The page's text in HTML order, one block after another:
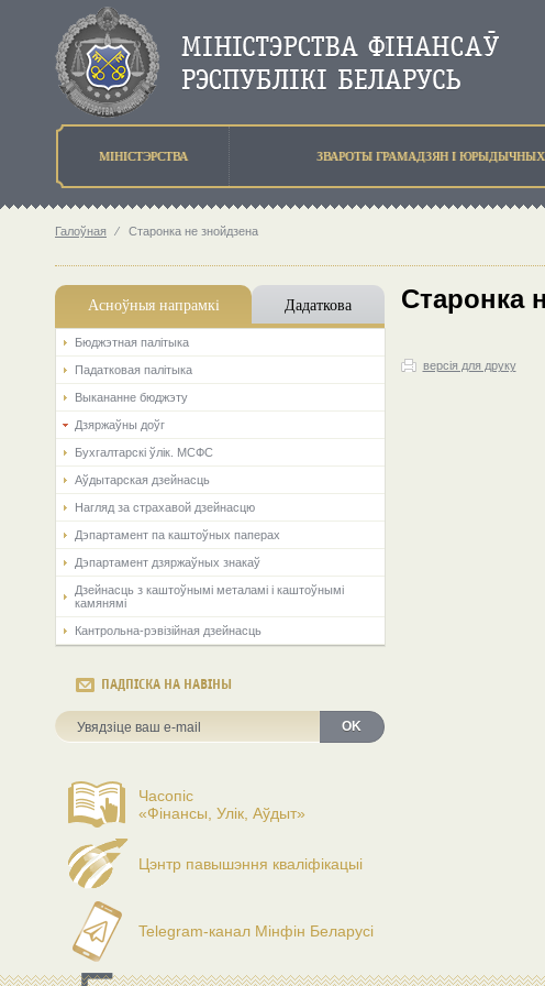
МIНIСТЭРСТВА ЗВАРОТЫ ГРАМАДЗЯН I ЮРЫДЫЧНЫХ
Галоўная ⁄ Старонка не знойдзена
Асноўныя напрамкi Дадаткова
Бюджэтная палiтыка
Падатковая палітыка
Выкананне бюджэту
Дзяржаўны доўг
Бухгалтарскі ўлік. МСФС
Аўдытарская дзейнасць
Нагляд за страхавой дзейнасцю
Дэпартамент па каштоўных паперах
Дэпартамент дзяржаўных знакаў
Дзейнасць з каштоўнымі металамі і каштоўнымі
камянямі
Кантрольна-рэвізійная дзейнасць
ПАДПІСКА НА НАВІНЫ
OK
Часопіс
«Фінансы, Улік, Аўдыт»
Цэнтр павышэння кваліфікацыі
Telegram-канал Мінфін Беларусі
Старонка
версія для друку